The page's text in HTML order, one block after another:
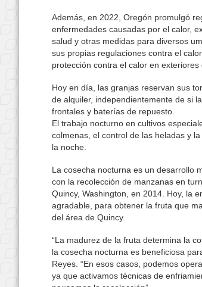
Además, en 2022, Oregón promulgó
enfermedades causadas por el calor,
salud y otras medidas para diversos
sus propias regulaciones contra el
protección contra el calor en exteriores
Hoy en día, las granjas reservan sus
de alquiler, independientemente de si
frontales y baterías de repuesto.
El trabajo nocturno en cultivos
colmenas, el control de las heladas y
la noche.
La cosecha nocturna es un desarrollo
con la recolección de manzanas en
Quincy, Washington, en 2014. Hoy, la
agradable, para obtener la fruta que
del área de Quincy.
“La madurez de la fruta determina la
la cosecha nocturna es beneficiosa
Reyes. “En esos casos, podemos
ya que activamos técnicas de